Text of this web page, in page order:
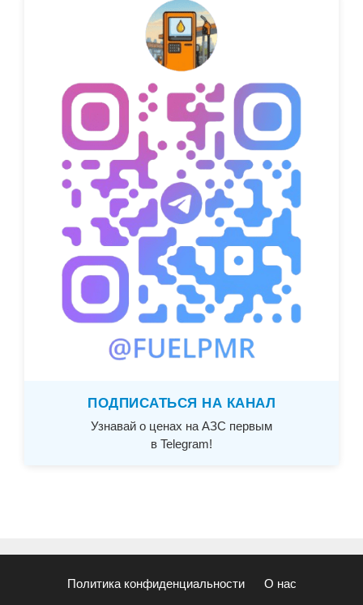
ПОДПИСАТЬСЯ НА КАНАЛ
Узнавай о ценах на АЗС первым
в Telegram!
Политика конфиденциальности О нас